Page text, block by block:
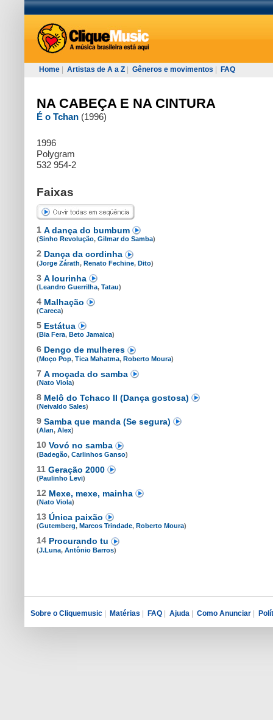
Home Artistas de A a Z Gêneros e movimentos FAQ
NA CABEÇA E NA CINTURA
É o Tchan (1996)
1996
Polygram
532 954-2
Faixas
1 A dança do bumbum
(Sinho Revolução, Gilmar do Samba)
2 Dança da cordinha
(Jorge Zárath, Renato Fechine, Dito)
3 A lourinha
(Leandro Guerrilha, Tatau)
4 Malhação
(Careca)
5 Estátua
(Bia Fera, Beto Jamaica)
6 Dengo de mulheres
(Moço Pop, Tica Mahatma, Roberto Moura)
7 A moçada do samba
(Nato Viola)
8 Melô do Tchaco II (Dança gostosa)
(Neivaldo Sales)
9 Samba que manda (Se segura)
(Alan, Alex)
10 Vovó no samba
(Badegão, Carlinhos Ganso)
11 Geração 2000
(Paulinho Levi)
12 Mexe, mexe, mainha
(Nato Viola)
13 Única paixão
(Gutemberg, Marcos Trindade, Roberto Moura)
14 Procurando tu
(J.Luna, Antônio Barros)
Sobre o Cliquemusic | Matérias | FAQ | Ajuda | Como Anunciar |